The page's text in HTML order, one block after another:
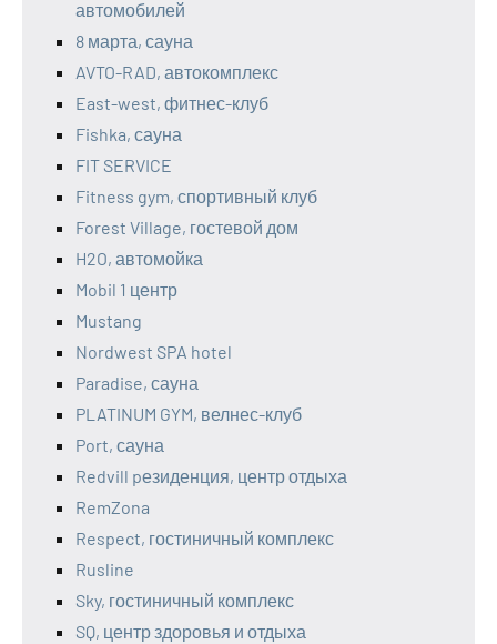
автомобилей
8 марта, сауна
AVTO-RAD, автокомплекс
East-west, фитнес-клуб
Fishka, сауна
FIT SERVICE
Fitness gym, спортивный клуб
Forest Village, гостевой дом
H2O, автомойка
Mobil 1 центр
Mustang
Nordwest SPA hotel
Paradise, сауна
PLATINUM GYM, велнес-клуб
Port, сауна
Redvill pезиденция, центр отдыха
RemZona
Respect, гостиничный комплекс
Rusline
Sky, гостиничный комплекс
SQ, центр здоровья и отдыха